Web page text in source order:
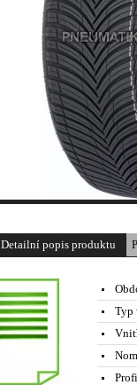
Detailní popis produktu
Typ